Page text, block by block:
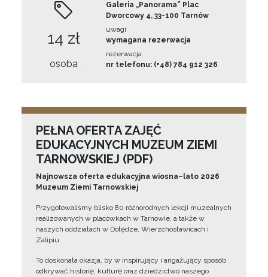
14 zł
osoba
Galeria „Panorama” Plac
Dworcowy 4, 33-100 Tarnów
uwagi
wymagana rezerwacja
rezerwacja
nr telefonu: (+48) 784 912 326
PEŁNA OFERTA ZAJĘĆ
EDUKACYJNYCH MUZEUM ZIEMI
TARNOWSKIEJ (PDF)
Najnowsza oferta edukacyjna wiosna–lato 2026
Muzeum Ziemi Tarnowskiej
Przygotowaliśmy blisko 80 różnorodnych lekcji muzealnych
realizowanych w placówkach w Tarnowie, a także w
naszych oddziałach w Dołędze, Wierzchosławicach i
Zalipiu.
To doskonała okazja, by w inspirujący i angażujący sposób
odkrywać historię, kulturę oraz dziedzictwo naszego